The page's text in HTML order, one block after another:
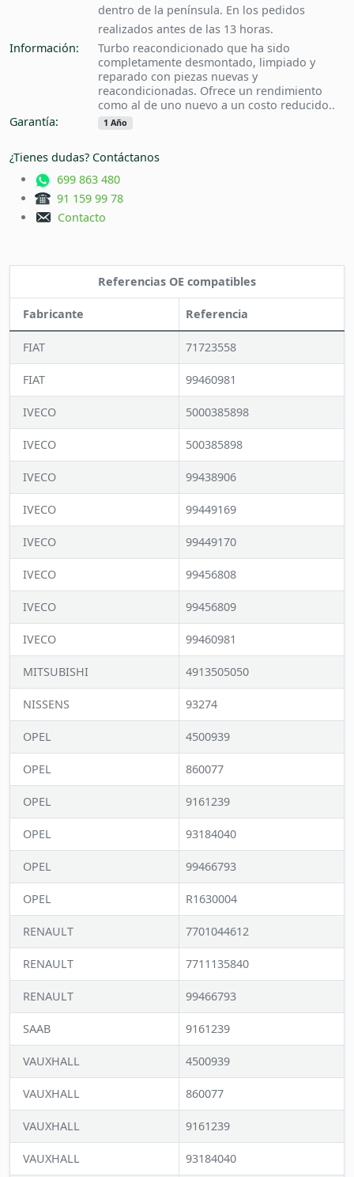
dentro de la península. En los pedidos
realizados antes de las 13 horas.
Información:
Turbo reacondicionado que ha sido
completamente desmontado, limpiado y
reparado con piezas nuevas y
reacondicionadas. Ofrece un rendimiento
como al de uno nuevo a un costo reducido..
Garantía:
1 Año
¿Tienes dudas? Contáctanos
699 863 480
91 159 99 78
Contacto
Referencias OE compatibles
Fabricante Referencia
FIAT 71723558
FIAT 99460981
IVECO 5000385898
IVECO 500385898
IVECO 99438906
IVECO 99449169
IVECO 99449170
IVECO 99456808
IVECO 99456809
IVECO 99460981
MITSUBISHI 4913505050
NISSENS 93274
OPEL 4500939
OPEL 860077
OPEL 9161239
OPEL 93184040
OPEL 99466793
OPEL R1630004
RENAULT 7701044612
RENAULT 7711135840
RENAULT 99466793
SAAB 9161239
VAUXHALL 4500939
VAUXHALL 860077
VAUXHALL 9161239
VAUXHALL 93184040